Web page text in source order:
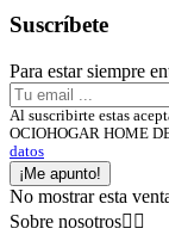
Suscríbete
Para estar siempre
Al suscribirte estas
OCIOHOGAR HOME
datos
¡Me apunto!
No mostrar esta
Sobre nosotros 